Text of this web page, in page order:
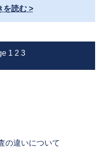
を読む
1 2 3
の違いについて